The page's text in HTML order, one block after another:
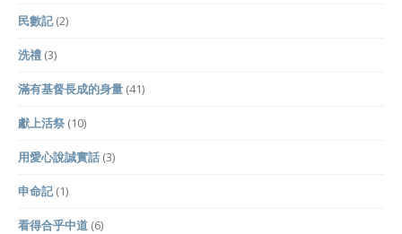
民數記(2)
洗禮 (3)
滿有基督長成的身量 (41)
獻上活祭 (10)
用愛心說誠實話 (3)
申命記(1)
看得合乎中道 (6)